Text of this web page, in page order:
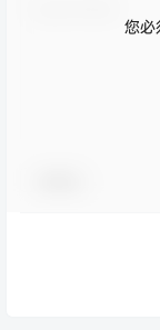
您必